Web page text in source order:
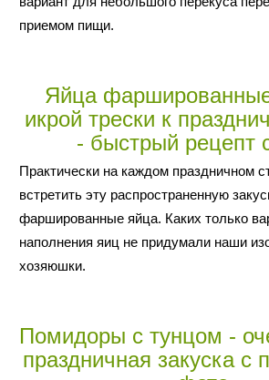
приемом пищи.
Яйца
икрой трески к
- быстрый рецепт
Практически на каждом праздничном
встретить эту распространенную
фаршированные яйца. Каких только
наполнения яиц не придумали наши
хозяюшки.
Помидоры с тунцом -
праздничная закуска с